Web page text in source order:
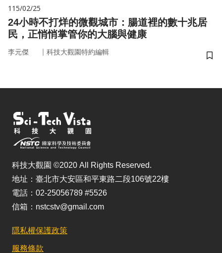
115/02/25
24小時不打烊的微觀城市：腸道裡的數十兆居
民，正悄悄掌管你的大腦與健康
李元傑 ｜ 科技大觀園特約編輯
儲
科技大觀園 ©2020 All Rights Reserved.
地址：臺北市大安區和平東路二段106號22樓
電話：02-25056789 #5526
信箱：nstcstv@gmail.com
隱私權保護政策
服務條款